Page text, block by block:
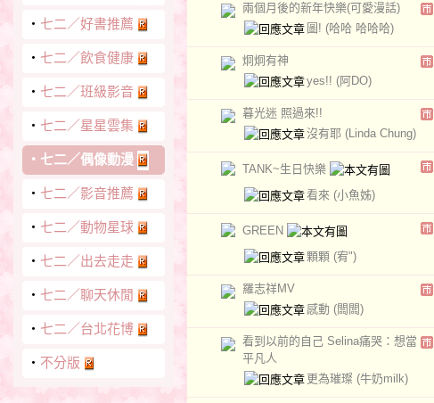
‧ 七二／好書推薦
‧ 七二／飲食健康
‧ 七二／班級影音
‧ 七二／星星雲集
‧ 七二／偶像動漫
‧ 七二／影音推薦
‧ 七二／動物星球
‧ 七二／出去走走
‧ 七二／聊天休閒
‧ 七二／台北花博
‧ 不分版
兩個月後的新年快樂(可愛漫話)
圖! (哈哈 哈哈哈)
炯炯有神
yes!! (阿DO)
暮光迷 照過來!!
沒有耶 (Linda Chung)
TANK~生日快樂
看來 (小魚姊)
GREEN
顆顆 (宥")
羅志祥MV
感動 (闆闆)
看到以前的自己 Selina痛哭：想當
平凡人
更為璀璨 (牛奶milk)